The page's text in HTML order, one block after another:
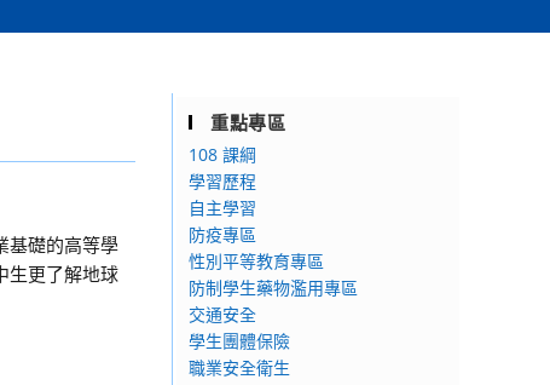
基礎的高等學
生更了解地球
重點專區
108 課綱
學習歷程
自主學習
防疫專區
性別平等教育專區
防制學生藥物濫用專區
交通安全
學生團體保險
職業安全衛生